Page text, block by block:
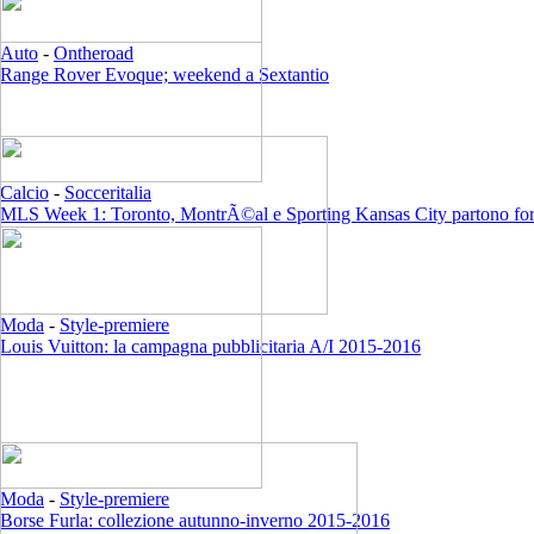
Auto - Ontheroad
Range Rover Evoque; weekend a Sextantio
Calcio - Socceritalia
MLS Week 1: Toronto, MontrÃ©al e Sporting Kansas City partono
Moda - Style-premiere
Louis Vuitton: la campagna pubblicitaria A/I 2015-2016
Moda - Style-premiere
Borse Furla: collezione autunno-inverno 2015-2016